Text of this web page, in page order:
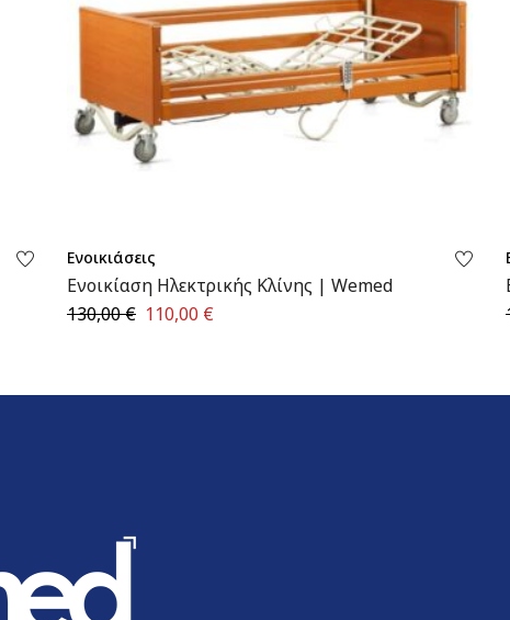
Ενοικιάσεις
Ενοικίαση Ηλεκτρικής Κλίνης | Wemed
130,00€ 110,00 €